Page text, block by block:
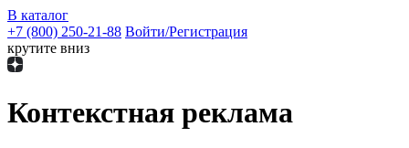
В каталог
+7 (800) 250-21-88 Войти/Регистрация
крутите вниз
Контекстная реклама